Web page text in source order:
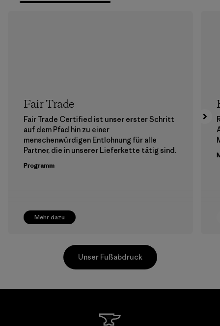
Mehr dazu
Fair Trade
Fair Trade Certified ist unser erster Schritt
auf dem Pfad hin zu einer
menschenwürdigen Entlohnung für alle
Partner, die in unserer Lieferkette tätig sind.
Programm
Unser Fußabdruck